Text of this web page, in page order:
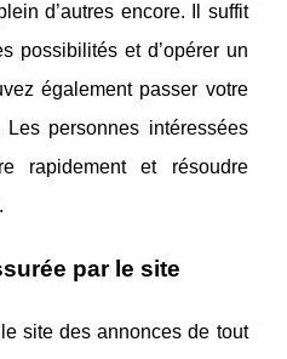
d’autres encore. Il suffit
possibilités et d’opérer un
également passer votre
personnes intéressées
rapidement et résoudre
par le site
site des annonces de tout